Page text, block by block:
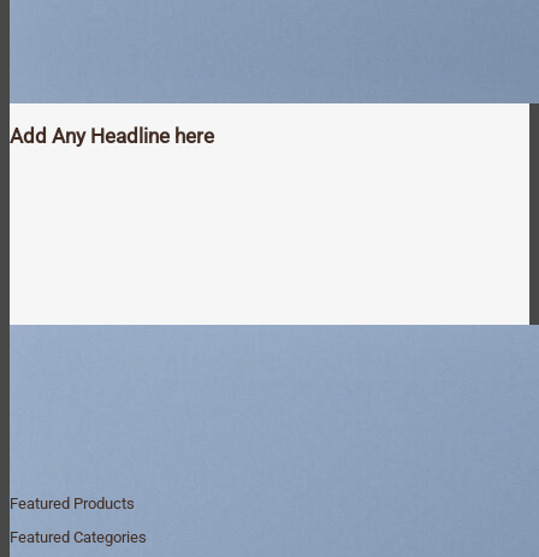
Add Any Headline here
Featured Products
Featured Categories